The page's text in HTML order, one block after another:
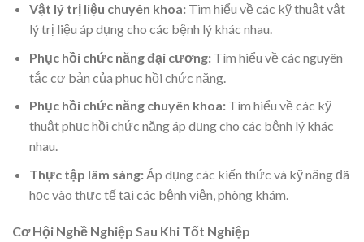
Vật lý trị liệu chuyên khoa:Tìm hiểu về các kỹ thuật vật
lý trị liệu áp dụng cho các bệnh lý khác nhau.
Phục hồi chức năng đại cương:Tìm hiểu về các nguyên
tắc cơ bản của phục hồi chức năng.
Phục hồi chức năng chuyên khoa:Tìm hiểu về các kỹ
thuật phục hồi chức năng áp dụng cho các bệnh lý khác
nhau.
Thực tập lâm sàng:Áp dụng các kiến thức và kỹ năng đã
học vào thực tế tại các bệnh viện, phòng khám.
Cơ Hội Nghề Nghiệp Sau Khi Tốt Nghiệp